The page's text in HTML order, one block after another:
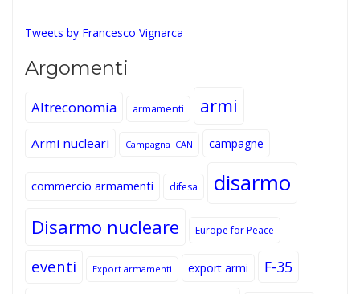
Tweets by Francesco Vignarca
Argomenti
Altreconomia armamenti armi
Armi nucleari Campagna ICAN campagne
commercio armamenti difesa disarmo
Disarmo nucleare Europe for Peace
eventi Export armamenti export armi F-35